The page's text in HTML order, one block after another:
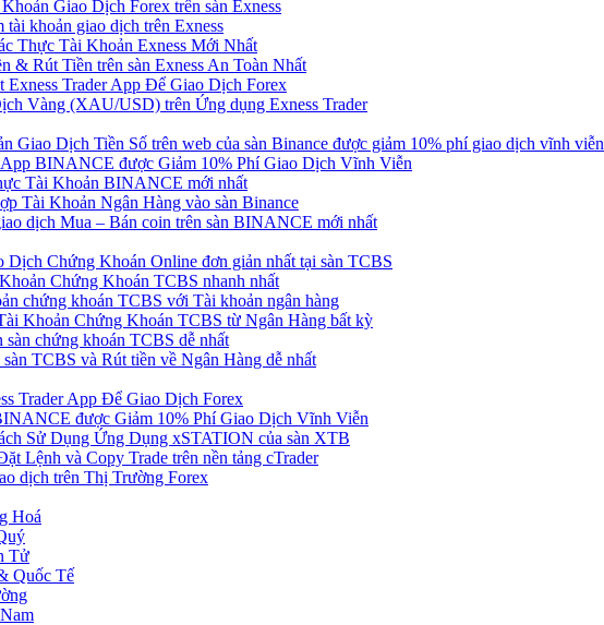
Giao Dịch Forex trên sàn Exness
khoản giao dịch trên Exness
Thực Tài Khoản Exness Mới Nhất
& Rút Tiền trên sàn Exness An Toàn Nhất
Trader App Để Giao Dịch Forex
Vàng (XAU/USD) trên Ứng dụng Exness Trader
Giao Dịch Tiền Số trên web của sàn Binance được giảm 10% phí giao dịch vĩnh viễn
BINANCE được Giảm 10% Phí Giao Dịch Vĩnh Viễn
Tài Khoản BINANCE mới nhất
Tài Khoản Ngân Hàng vào sàn Binance
dịch Mua – Bán coin trên sàn BINANCE mới nhất
Chứng Khoán Online đơn giản nhất tại sàn TCBS
Chứng Khoán TCBS nhanh nhất
chứng khoán TCBS với Tài khoản ngân hàng
Khoản Chứng Khoán TCBS từ Ngân Hàng bất kỳ
chứng khoán TCBS dễ nhất
TCBS và Rút tiền về Ngân Hàng dễ nhất
Trader App Để Giao Dịch Forex
được Giảm 10% Phí Giao Dịch Vĩnh Viễn
Sử Dụng Ứng Dụng xSTATION của sàn XTB
Lệnh và Copy Trade trên nền tảng cTrader
dịch trên Thị Trường Forex
Hoá
Tử
Quốc Tế